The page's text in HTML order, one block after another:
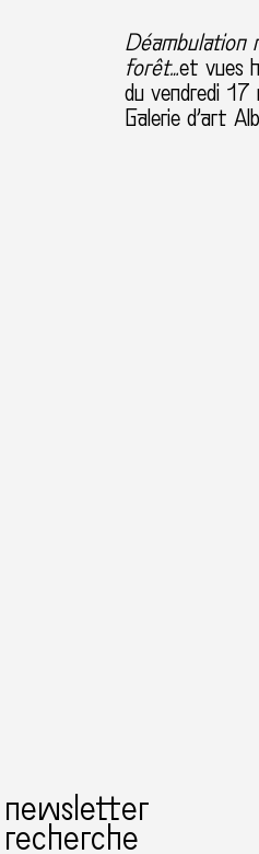
Déambulation
forêt…et vues
du vendredi 17
Galerie d’art
newsletter
recherche